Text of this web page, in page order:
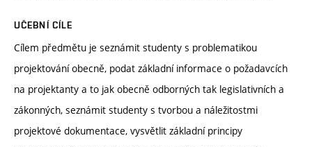
UČEBNÍ CÍLE
Cílem předmětu je seznámit studenty s problematikou
projektování obecně, podat základní informace o požadavcích
na projektanty a to jak obecně odborných tak legislativních a
zákonných, seznámit studenty s tvorbou a náležitostmi
projektové dokumentace, vysvětlit základní principy